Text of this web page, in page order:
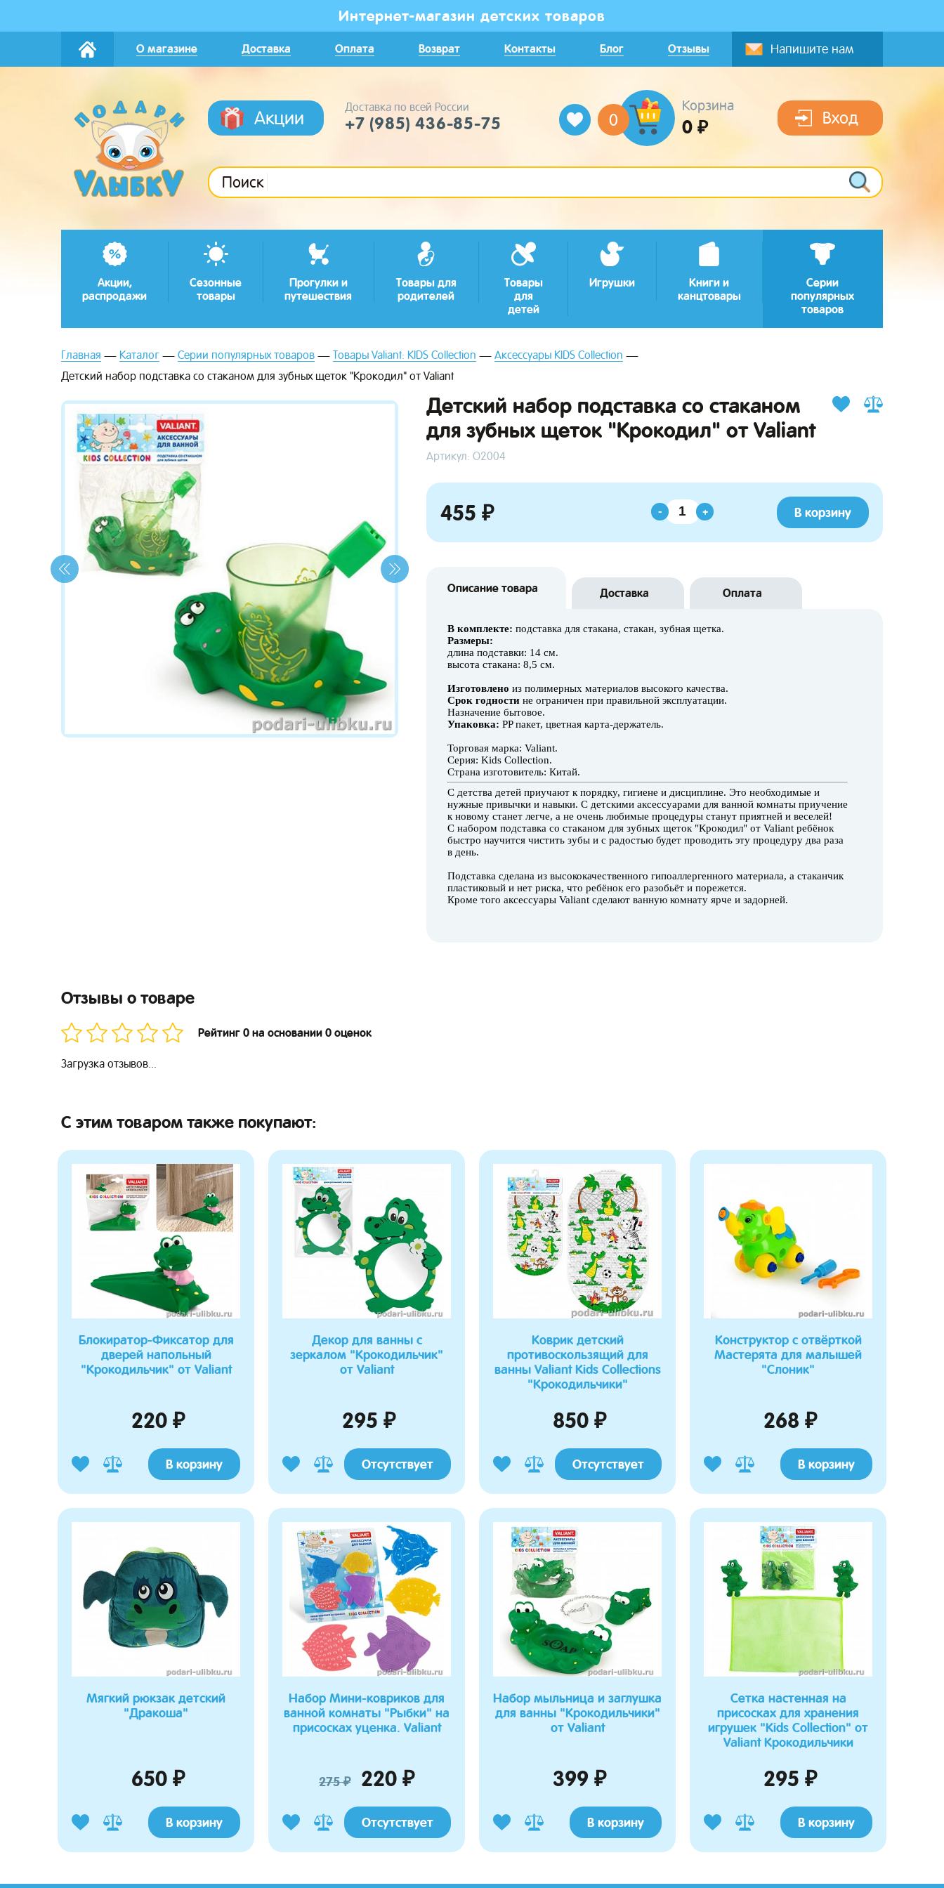
Интернет-магазин детских товаров
О магазине Доставка Оплата Возврат Контакты Блог Отзывы Напишите нам
Акции
Доставка по всей России
+7 (985) 436-85-75 0
Корзина
0 ₽ Вход
Поиск
Акции,
распродажи
Сезонные
товары
Прогулки и
путешествия
Товары для
родителей
Товары
для
детей
Игрушки
Книги и
канцтовары
Серии
популярных
товаров
Главная Каталог Серии популярных товаров Товары Valiant: KIDS Collection
Аксессуары KIDS Collection
Детский набор подставка со стаканом для зубных щеток "Крокодил" от Valiant
Детский набор подставка со стаканом
для зубных щеток "Крокодил" от Valiant
Артикул: О2004
455 ₽ - + В корзину
Описание товара Доставка Оплата
В комплекте: подставка для стакана, стакан, зубная щетка.
Размеры:
длина подставки: 14 см.
высота стакана: 8,5 см.
Изготовлено из полимерных материалов высокого качества.
Срок годности не ограничен при правильной эксплуатации.
Назначение бытовое.
Упаковка: PP пакет, цветная карта-держатель.
Торговая марка: Valiant.
Серия: Kids Collection.
Страна изготовитель: Китай.
С детства детей приучают к порядку, гигиене и дисциплине. Это необходимые и
нужные привычки и навыки. С детскими аксессуарами для ванной комнаты приучение
к новому станет легче, а не очень любимые процедуры станут приятней и веселей!
С набором подставка со стаканом для зубных щеток "Крокодил" от Valiant ребёнок
быстро научится чистить зубы и с радостью будет проводить эту процедуру два раза
в день.
Подставка сделана из высококачественного гипоаллергенного материала, а стаканчик
пластиковый и нет риска, что ребёнок его разобьёт и порежется.
Кроме того аксессуары Valiant сделают ванную комнату ярче и задорней.
Отзывы о товаре
Рейтинг 0 на основании 0 оценок
Загрузка отзывов...
С этим товаром также покупают:
Блокиратор-Фиксатор для
дверей напольный
"Крокодильчик" от Valiant
220 ₽
В корзину
Декор для ванны с
зеркалом "Крокодильчик"
от Valiant
295 ₽
Отсутствует
Коврик детский
противоскользящий для
ванны Valiant Kids Collections
"Крокодильчики"
850 ₽
Отсутствует
Конструктор с отвёрткой
Мастерята для малышей
"Слоник"
268 ₽
В корзину
Мягкий рюкзак детский
"Дракоша"
650 ₽
В корзину
Набор Мини-ковриков для
ванной комнаты "Рыбки" на
присосках уценка. Valiant
275 ₽ 220 ₽
Отсутствует
Набор мыльница и заглушка
для ванны "Крокодильчики"
от Valiant
399 ₽
В корзину
Сетка настенная на
присосках для хранения
игрушек "Kids Collection" от
Valiant Крокодильчики
295 ₽
В корзину